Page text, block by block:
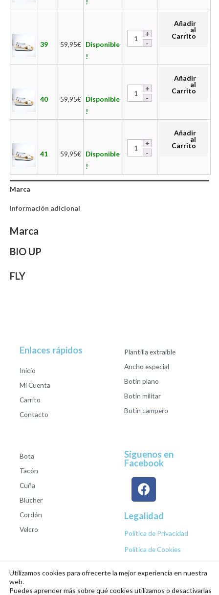
39 59,95€ Disponible
!
Añadir
al
Carrito
40 59,95€ Disponible
!
Añadir
al
Carrito
41 59,95€ Disponible
!
Añadir
al
Carrito
Marca
Información adicional
Marca
BIO UP
FLY
Enlaces rápidos
Inicio
Mi Cuenta
Carrito
Contacto
Plantilla extraible
Ancho especial
Botín plano
Botín militar
Botín campero
Bota
Tacón
Cuña
Blucher
Cordón
Velcro
Síguenos en
Facebook
Legalidad
Política de Privacidad
Política de Cookies
Utilizamos cookies para ofrecerte la mejor experiencia en nuestra
web.
Puedes aprender más sobre qué cookies utilizamos o desactivarlas